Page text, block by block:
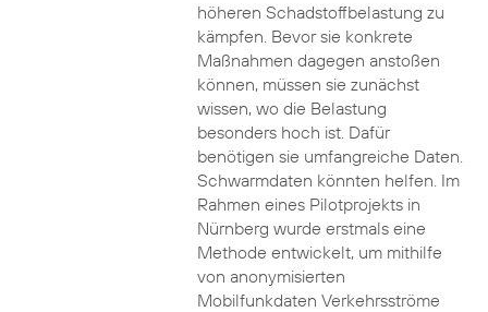
höheren Schadstoffbelastung zu
kämpfen. Bevor sie konkrete
Maßnahmen dagegen anstoßen
können, müssen sie zunächst
wissen, wo die Belastung
besonders hoch ist. Dafür
benötigen sie umfangreiche Daten.
Schwarmdaten könnten helfen. Im
Rahmen eines Pilotprojekts in
Nürnberg wurde erstmals eine
Methode entwickelt, um mithilfe
von anonymisierten
Mobilfunkdaten Verkehrsströme